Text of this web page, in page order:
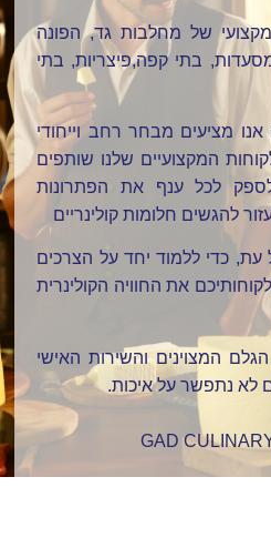
של מחלבות גד, הפונה
מסעדות, בתי קפה,פיצריות, בתי
אנו מציעים מבחר רחב וייחודי
המקצועיים שלנו שותפים
לכל ענף את הפתרונות
להגשים חלומות קולינריים
עת, כדי ללמוד יחד על הצרכים
את החוויה הקולינרית
המצוינים והשירות האישי
לא נתפשר על איכות.
GAD